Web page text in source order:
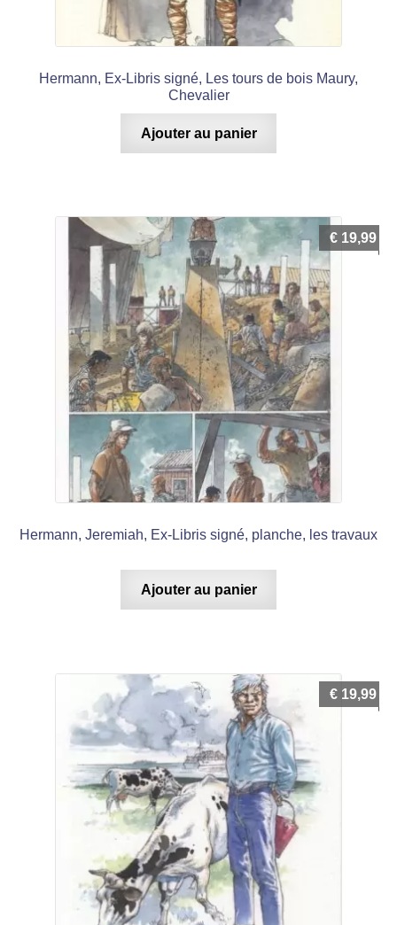
Hermann, Ex-Libris signé, Les tours de bois Maury,
Chevalier
Ajouter au panier
Hermann, Jeremiah, Ex-Libris signé, planche, les travaux
€ 19,99
Ajouter au panier
€ 19,99